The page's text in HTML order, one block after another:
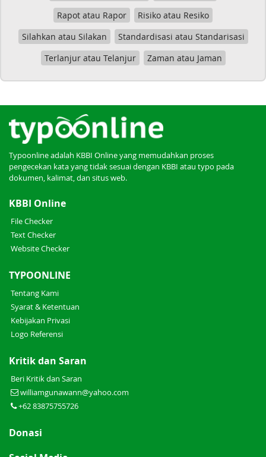
Rapot atau Rapor
Risiko atau Resiko
Silahkan atau Silakan
Standardisasi atau Standarisasi
Terlanjur atau Telanjur
Zaman atau Jaman
Typoonline adalah KBBI Online yang memudahkan proses
pengecekan kata yang tidak sesuai dengan KBBI atau typo pada
dokumen, kalimat, dan situs web.
KBBI Online
File Checker
Text Checker
Website Checker
TYPOONLINE
Tentang Kami
Syarat & Ketentuan
Kebijakan Privasi
Logo Referensi
Kritik dan Saran
Beri Kritik dan Saran
williamgunawann@yahoo.com
+62 83875755726
Donasi